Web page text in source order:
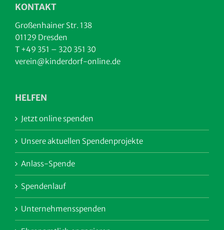
KONTAKT
Großenhainer Str. 138
01129 Dresden
T +49 351 – 320 351 30
verein@kinderdorf-online.de
HELFEN
Jetzt online spenden
Unsere aktuellen Spendenprojekte
Anlass-Spende
Spendenlauf
Unternehmensspenden